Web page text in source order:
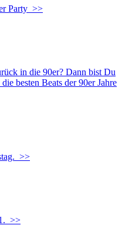
Party >>
in die 90er? Dann bist Du
besten Beats der 90er Jahre
>>
>>